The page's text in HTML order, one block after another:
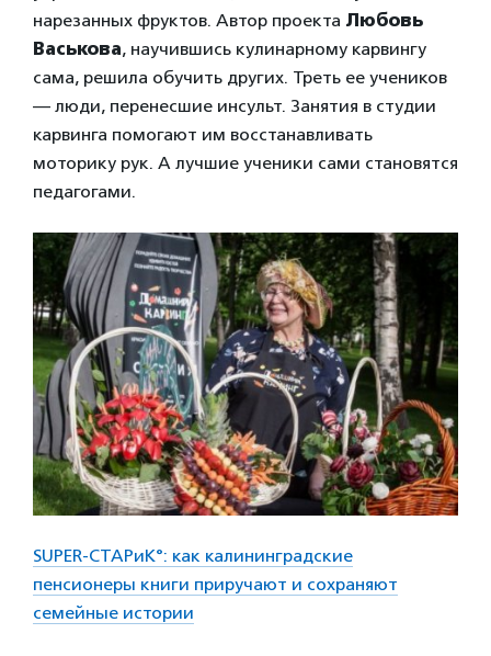
нарезанных фруктов. Автор проекта Любовь
Васькова, научившись кулинарному карвингу
сама, решила обучить других. Треть ее учеников
— люди, перенесшие инсульт. Занятия в студии
карвинга помогают им восстанавливать
моторику рук. А лучшие ученики сами становятся
педагогами.
SUPER-СТАРиК°: как калининградские
пенсионеры книги приручают и сохраняют
семейные истории